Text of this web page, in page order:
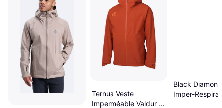
Ternua Veste
Imperméable Valdur -
Black
Imper-